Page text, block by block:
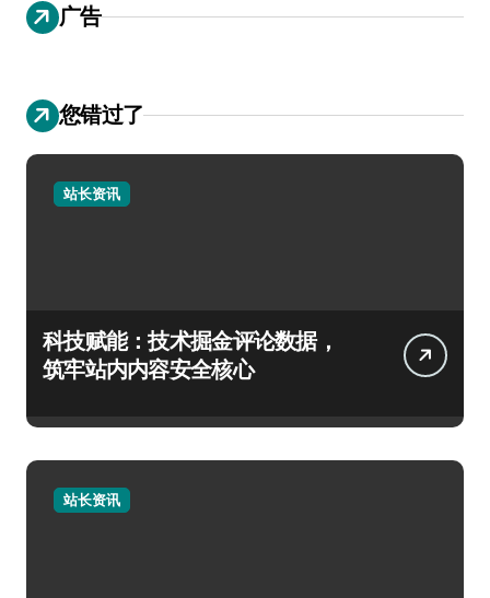
广告
您错过了
站长资讯
科技赋能：技术掘金评论数据，
筑牢站内内容安全核心
站长资讯